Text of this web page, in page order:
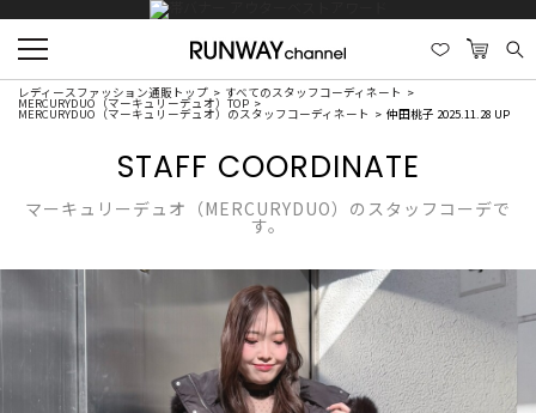
レディースファッション通販トップ すべてのスタッフコーディネート
MERCURYDUO（マーキュリーデュオ）TOP
MERCURYDUO（マーキュリーデュオ）のスタッフコーディネート 仲田桃子 2025.11.28 UP
STAFF COORDINATE
マーキュリーデュオ（MERCURYDUO）のスタッフコーデで
す。